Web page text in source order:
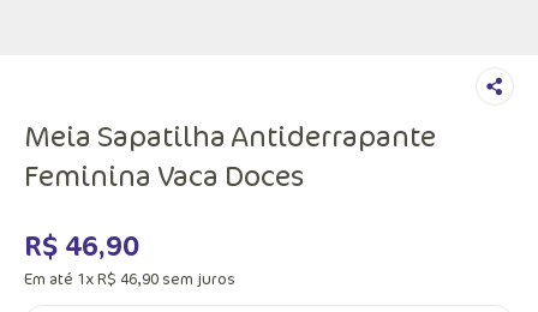
Meia Sapatilha Antiderrapante
Feminina Vaca Doces
R$ 46,90
Em até 1xR$ 46,90 sem juros